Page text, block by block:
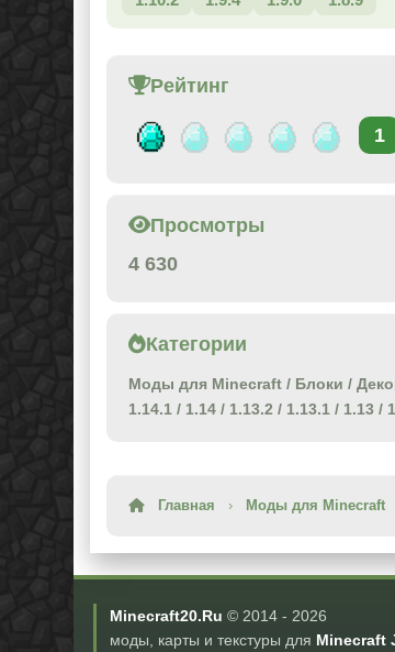
Рейтинг
1
Просмотры
4 630
Категории
Моды для Minecraft / Блоки /
1.14.1 / 1.14 / 1.13.2 / 1.13.1 / 1.13 /
Главная › Моды для Minecraft
Minecraft20.Ru © 2014 - 2026
моды, карты и текстуры для Minecraft